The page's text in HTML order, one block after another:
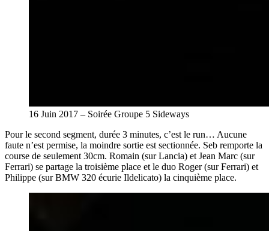
16 Juin 2017 – Soirée Groupe 5 Sideways
Pour le second segment, durée 3 minutes, c’est le run… Aucune
faute n’est permise, la moindre sortie est sectionnée. Seb remporte la
course de seulement 30cm. Romain (sur Lancia) et Jean Marc (sur
Ferrari) se partage la troisième place et le duo Roger (sur Ferrari) et
Philippe (sur BMW 320 écurie Ildelicato) la cinquième place.